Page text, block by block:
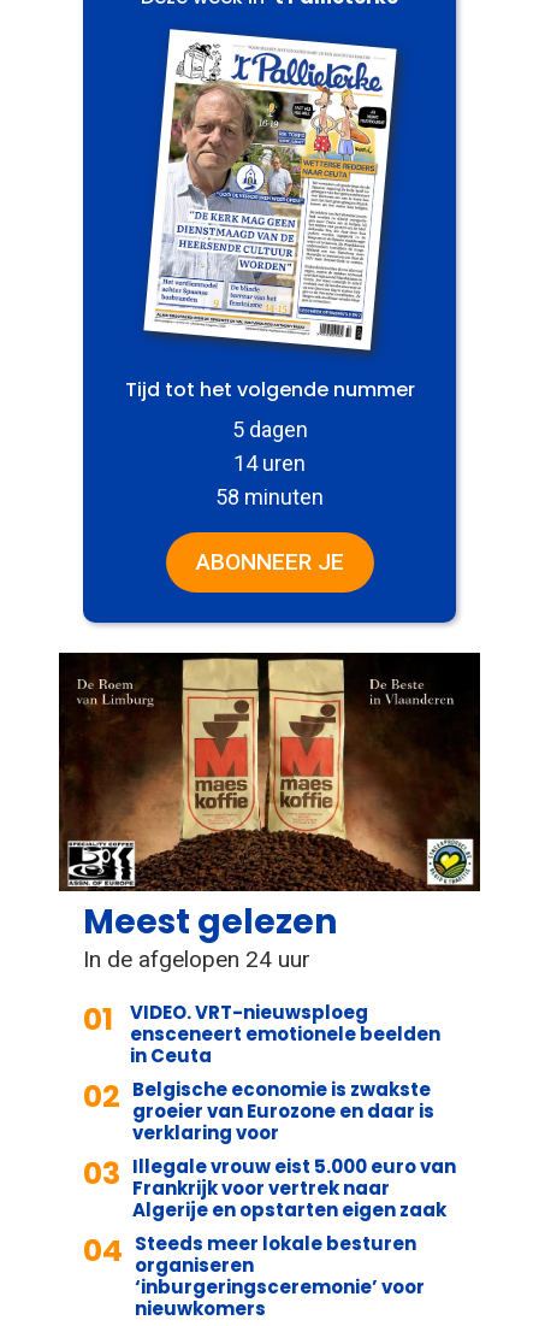
Tijd tot het volgende nummer
5 dagen
14 uren
58 minuten
ABONNEER JE
Meest gelezen
In de afgelopen 24 uur
01
VIDEO. VRT-nieuwsploeg
ensceneert emotionele beelden
in Ceuta
02 Belgische economie is zwakste
groeier van Eurozone en daar is
verklaring voor
03 Illegale vrouw eist 5.000 euro van
Frankrijk voor vertrek naar
Algerije en opstarten eigen zaak
04 Steeds meer lokale besturen
organiseren
‘inburgeringsceremonie’ voor
nieuwkomers